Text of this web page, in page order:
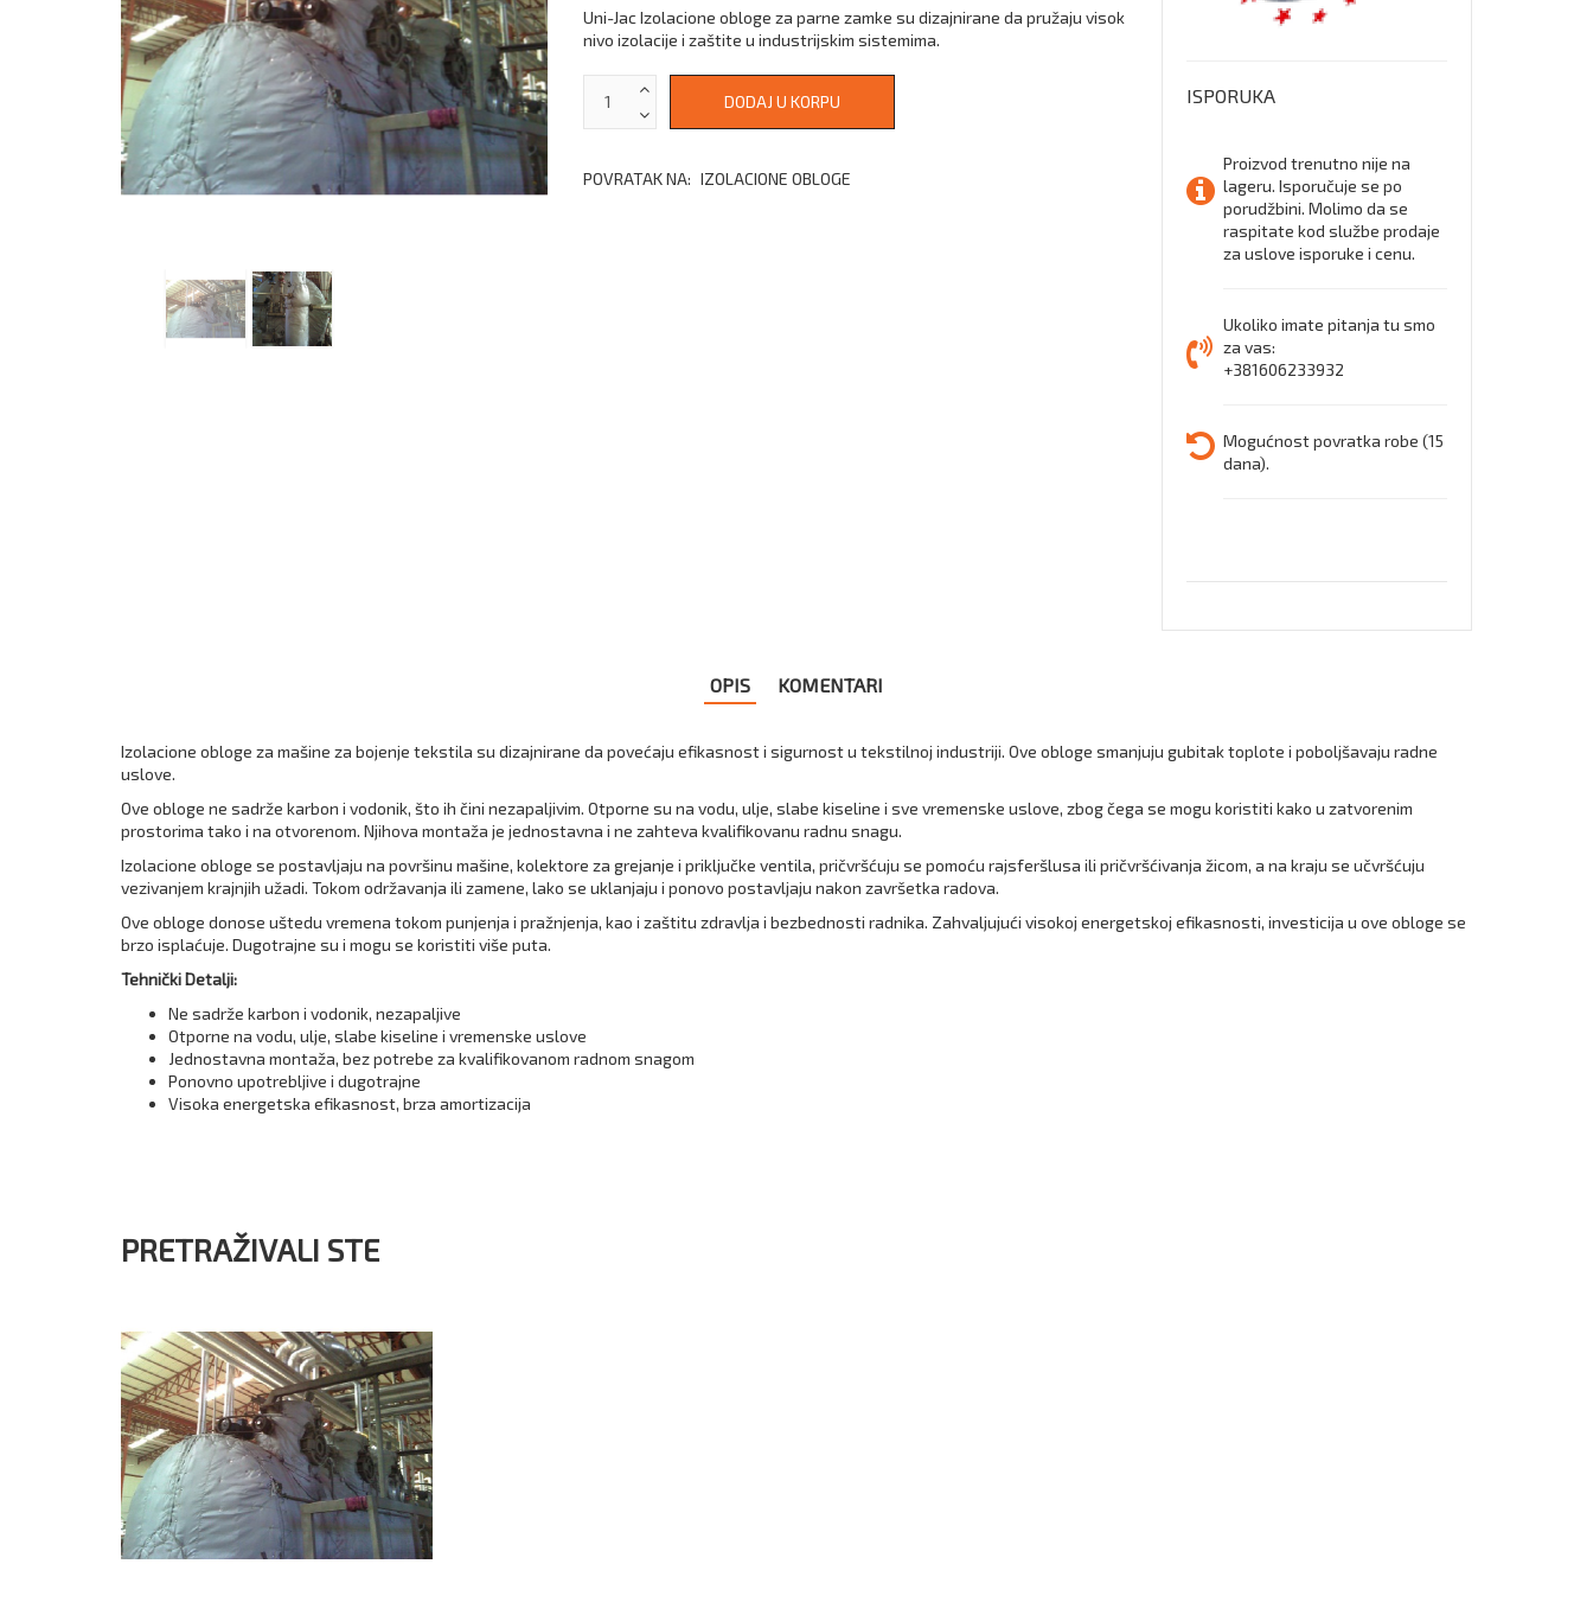
Uni-Jac Izolacione obloge za parne zamke su dizajnirane da pružaju visok
nivo izolacije i zaštite u industrijskim sistemima.
POVRATAK NA: IZOLACIONE OBLOGE
ISPORUKA
Proizvod trenutno nije na
lageru. Isporučuje se po
porudžbini. Molimo da se
raspitate kod službe prodaje
za uslove isporuke i cenu.
Ukoliko imate pitanja tu smo
za vas:
+381606233932
Mogućnost povratka robe (15
dana).
OPIS KOMENTARI
Izolacione obloge za mašine za bojenje tekstila su dizajnirane da povećaju efikasnost i sigurnost u tekstilnoj industriji. Ove obloge smanjuju gubitak toplote i poboljšavaju radne
uslove.
Ove obloge ne sadrže karbon i vodonik, što ih čini nezapaljivim. Otporne su na vodu, ulje, slabe kiseline i sve vremenske uslove, zbog čega se mogu koristiti kako u zatvorenim
prostorima tako i na otvorenom. Njihova montaža je jednostavna i ne zahteva kvalifikovanu radnu snagu.
Izolacione obloge se postavljaju na površinu mašine, kolektore za grejanje i priključke ventila, pričvršćuju se pomoću rajsferšlusa ili pričvršćivanja žicom, a na kraju se učvršćuju
vezivanjem krajnjih užadi. Tokom održavanja ili zamene, lako se uklanjaju i ponovo postavljaju nakon završetka radova.
Ove obloge donose uštedu vremena tokom punjenja i pražnjenja, kao i zaštitu zdravlja i bezbednosti radnika. Zahvaljujući visokoj energetskoj efikasnosti, investicija u ove obloge se
brzo isplaćuje. Dugotrajne su i mogu se koristiti više puta.
Tehnički Detalji:
Ne sadrže karbon i vodonik, nezapaljive
Otporne na vodu, ulje, slabe kiseline i vremenske uslove
Jednostavna montaža, bez potrebe za kvalifikovanom radnom snagom
Ponovno upotrebljive i dugotrajne
Visoka energetska efikasnost, brza amortizacija
PRETRAŽIVALI STE